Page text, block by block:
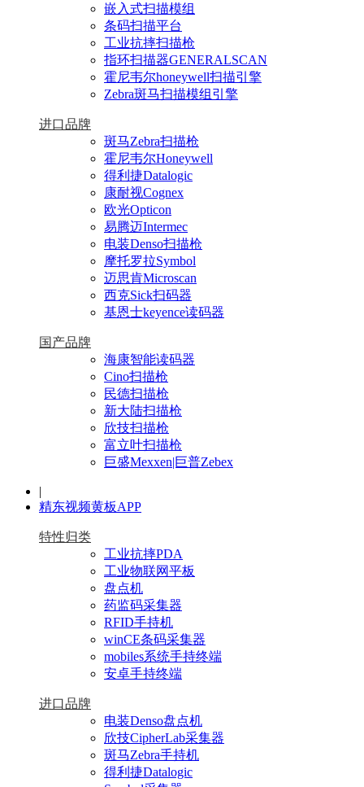
嵌入式扫描模组
条码扫描平台
工业抗摔扫描枪
指环扫描器GENERALSCAN
霍尼韦尔honeywell扫描引擎
Zebra斑马扫描模组引擎
进口品牌
斑马Zebra扫描枪
霍尼韦尔Honeywell
得利捷Datalogic
康耐视Cognex
欧光Opticon
易腾迈Intermec
电装Denso扫描枪
摩托罗拉Symbol
迈思肯Microscan
西克Sick扫码器
基恩士keyence读码器
国产品牌
海康智能读码器
Cino扫描枪
民德扫描枪
新大陆扫描枪
欣技扫描枪
富立叶扫描枪
巨盛Mexxen|巨普Zebex
|
精东视频黄板APP
特性归类
工业抗摔PDA
工业物联网平板
盘点机
药监码采集器
RFID手持机
winCE条码采集器
mobiles系统手持终端
安卓手持终端
进口品牌
电装Denso盘点机
欣技CipherLab采集器
斑马Zebra手持机
得利捷Datalogic